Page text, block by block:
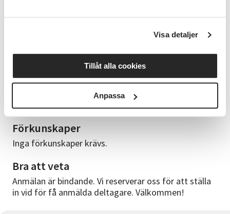
Visa detaljer
Tillåt alla cookies
Anpassa
volym skapas på en tvådimensionell yta.
• Materialkännedom: Praktiskt arbete med de
material/verktyg som står till buds.
Material & Verktyg
Allt nödvändigt material tillhandahålls på plats.
Förkunskaper
Inga förkunskaper krävs.
Bra att veta
Anmälan är bindande. Vi reserverar oss för att ställa
in vid för få anmälda deltagare. Välkommen!